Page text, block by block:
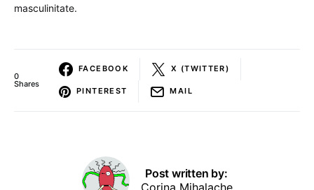
masculinitate.
0
Shares
FACEBOOK X (TWITTER)
PINTEREST MAIL
Post written by:
Corina Mihalache